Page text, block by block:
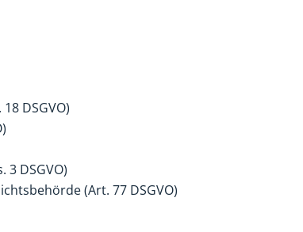
DSGVO)
3 DSGVO)
(Art. 77 DSGVO)